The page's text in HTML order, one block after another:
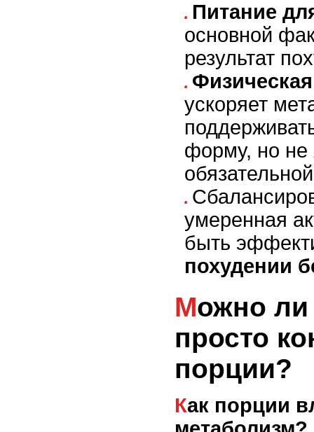
Питание
основной
результат
ускоряет
форму, но не
умеренная
быть
похудении
Можно ли похудеть,
просто
порции?
Как порции влияют на